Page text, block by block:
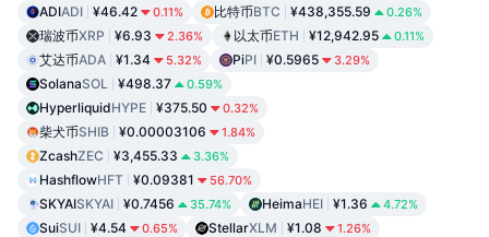
ADIADI ¥46.42 0.11% 比特币BTC ¥438,355.59 0.26%
瑞波币XRP ¥6.93 2.36% 以太币ETH ¥12,942.95 0.11%
艾达币ADA ¥1.34 5.32% PiPI ¥0.5965 3.29%
SolanaSOL ¥498.37 0.59%
HyperliquidHYPE ¥375.50 0.32%
柴犬币SHIB ¥0.00003106 1.84%
ZcashZEC ¥3,455.33 3.36%
HashflowHFT ¥0.09381 56.70%
SKYAISKYAI ¥0.7456 35.74% HeimaHEI ¥1.36 4.72%
SuiSUI ¥4.54 0.65% StellarXLM ¥1.08 1.26%